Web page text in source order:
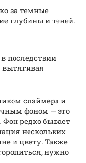
за темные
глубины и теней.
последствии
вытягивая
слаймера и
фоном — это
редко бывает
нескольких
и цвету. Также
нужно